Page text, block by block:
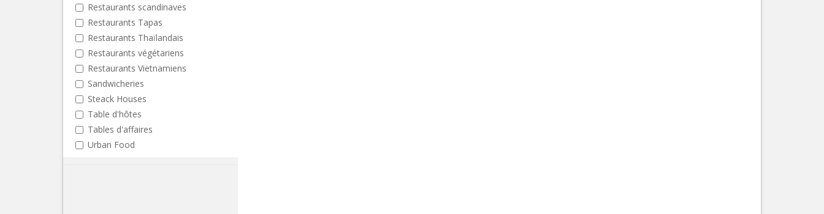
Restaurants scandinaves
Restaurants Tapas
Restaurants Thaïlandais
Restaurants végétariens
Restaurants Vietnamiens
Sandwicheries
Steack Houses
Table d'hôtes
Tables d'affaires
Urban Food